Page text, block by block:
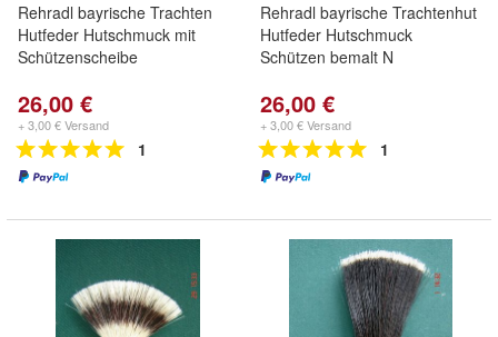
Rehradl bayrische Trachten
Hutfeder Hutschmuck mit
Schützenscheibe
26,00 €
+ 3,00 € Versand
1
Rehradl bayrische Trachtenhut
Hutfeder Hutschmuck
Schützen bemalt N
26,00 €
+ 3,00 € Versand
1